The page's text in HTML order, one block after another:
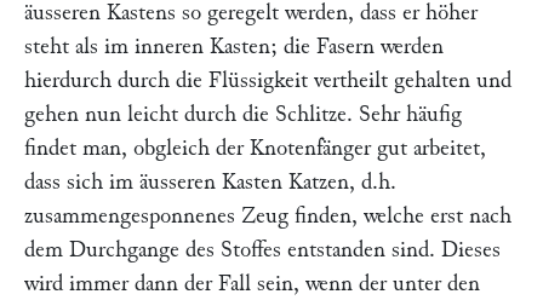
äusseren Kastens so geregelt werden, dass er höher
steht als im inneren Kasten; die Fasern werden
hierdurch durch die Flüssigkeit vertheilt gehalten und
gehen nun leicht durch die Schlitze. Sehr häufig
findet man, obgleich der Knotenfänger gut arbeitet,
dass sich im äusseren Kasten Katzen, d.h.
zusammengesponnenes Zeug finden, welche erst nach
dem Durchgange des Stoffes entstanden sind. Dieses
wird immer dann der Fall sein, wenn der unter den